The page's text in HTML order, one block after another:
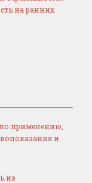
на ранних
применению,
и
из